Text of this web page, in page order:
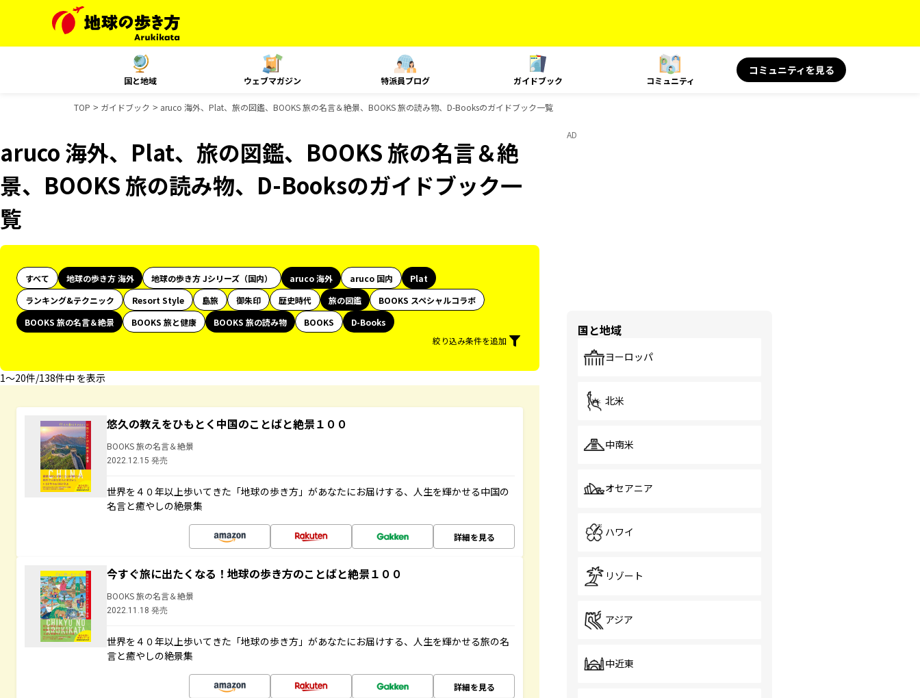
国と地域 ウェブマガジン 特派員ブログ ガイドブック コミュニティ
コミュニティを見る
TOP ガイドブック aruco 海外、Plat、旅の図鑑、BOOKS 旅の名言＆絶景、BOOKS 旅の読み物、D-Booksのガイドブック一覧
aruco 海外、Plat、旅の図鑑、BOOKS 旅の名言＆絶
景、BOOKS 旅の読み物、D-Booksのガイドブック一
覧
すべて 地球の歩き方 海外 地球の歩き方 Jシリーズ（国内） aruco 海外 aruco 国内
Plat
ランキング&テクニック
Resort Style 島旅 御朱印 歴史時代 旅の図鑑
BOOKS スペシャルコラボ
BOOKS 旅の名言＆絶景
BOOKS 旅と健康 BOOKS 旅の読み物 BOOKS
D-Books
絞り込み条件を追加
1〜20件/138件中 を表示
悠久の教えをひもとく中国のことばと絶景１００
BOOKS 旅の名言＆絶景
2022.12.15 発売
世界を４０年以上歩いてきた「地球の歩き方」があなたにお届けする、人生を輝かせる中国の
名言と癒やしの絶景集
詳細を見る
今すぐ旅に出たくなる！地球の歩き方のことばと絶景１００
BOOKS 旅の名言＆絶景
2022.11.18 発売
世界を４０年以上歩いてきた「地球の歩き方」があなたにお届けする、人生を輝かせる旅の名
言と癒やしの絶景集
詳細を見る
AD
国と地域
ヨーロッパ
北米
中南米
オセアニア
ハワイ
リゾート
アジア
中近東